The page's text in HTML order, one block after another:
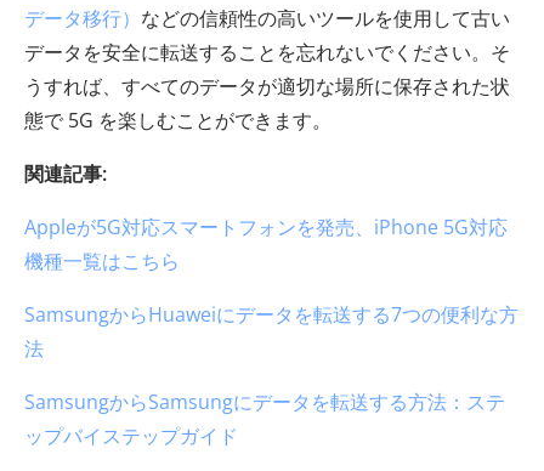
データ移行） などの信頼性の高いツールを使用して古い
データを安全に転送することを忘れないでください。そ
うすれば、すべてのデータが適切な場所に保存された状
態で 5G を楽しむことができます。
関連記事:
Appleが5G対応スマートフォンを発売、iPhone 5G対応
機種一覧はこちら
SamsungからHuaweiにデータを転送する7つの便利な方
法
SamsungからSamsungにデータを転送する方法：ステ
ップバイステップガイド